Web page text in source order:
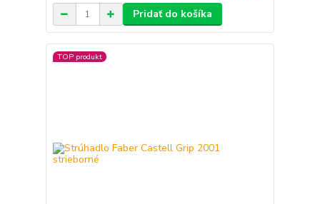
Pridať do košíka
TOP produkt